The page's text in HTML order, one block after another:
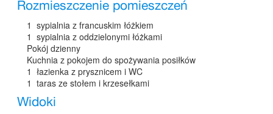
Rozmieszczenie pomieszczeń
1 sypialnia z francuskim łóżkiem
1 sypialnia z oddzielonymi łóżkami
Pokój dzienny
Kuchnia z pokojem do spożywania posiłków
1 łazienka z prysznicem i WC
1 taras ze stołem i krzesełkami
Widoki